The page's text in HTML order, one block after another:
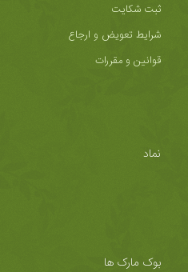
ثبت شکایت
شرایط تعویض و ارجاع
قوانین و مقررات
نماد
بوک مارک ها